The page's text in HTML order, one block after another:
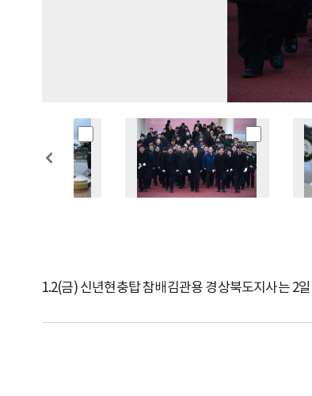
1.2(금) 신년현충탑 참배김관용 경상북도지사는 2